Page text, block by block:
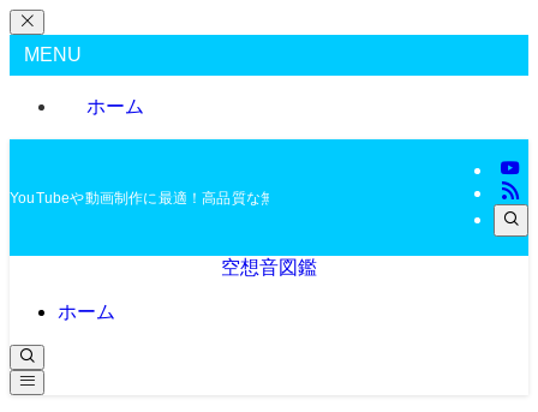
MENU
ホーム
YouTubeや動画制作に最適！高品質な無料BGMを配布中
空想音図鑑
ホーム